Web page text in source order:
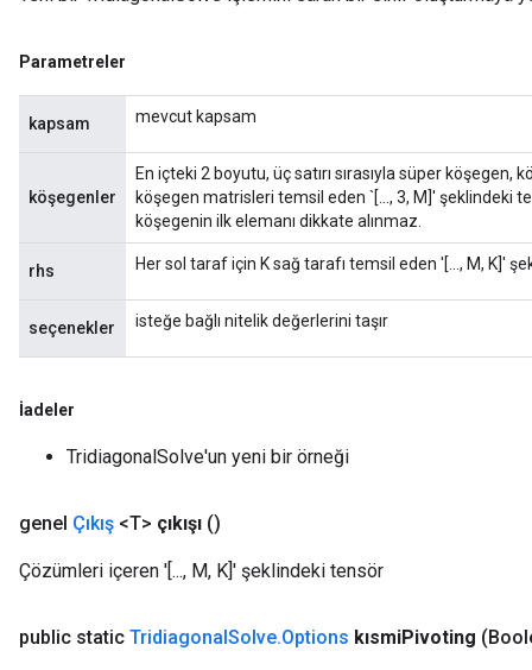
Parametreler
kapsam mevcut kapsam
köşegenler
En içteki 2 boyutu, üç satırı sırasıyla süper
köşegen matrisleri temsil eden `[..., 3, M]' şeklindeki
köşegenin ilk elemanı dikkate alınmaz.
rhs Her sol taraf için K sağ tarafı temsil eden '[..., M, K]'
seçenekler isteğe bağlı nitelik değerlerini taşır
İadeler
TridiagonalSolve'un yeni bir örneği
genel Çıkış <T> çıkışı ()
Çözümleri içeren '[..., M, K]' şeklindeki tensör
public static TridiagonalSolve.Options kısmiPivoting